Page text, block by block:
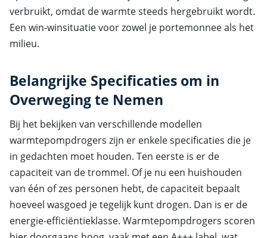
verbruikt, omdat de warmte steeds hergebruikt wordt.
Een win-winsituatie voor zowel je portemonnee als het
milieu.
Belangrijke Specificaties om in
Overweging te Nemen
Bij het bekijken van verschillende modellen
warmtepompdrogers zijn er enkele specificaties die je
in gedachten moet houden. Ten eerste is er de
capaciteit van de trommel. Of je nu een huishouden
van één of zes personen hebt, de capaciteit bepaalt
hoeveel wasgoed je tegelijk kunt drogen. Dan is er de
energie-efficiëntieklasse. Warmtepompdrogers scoren